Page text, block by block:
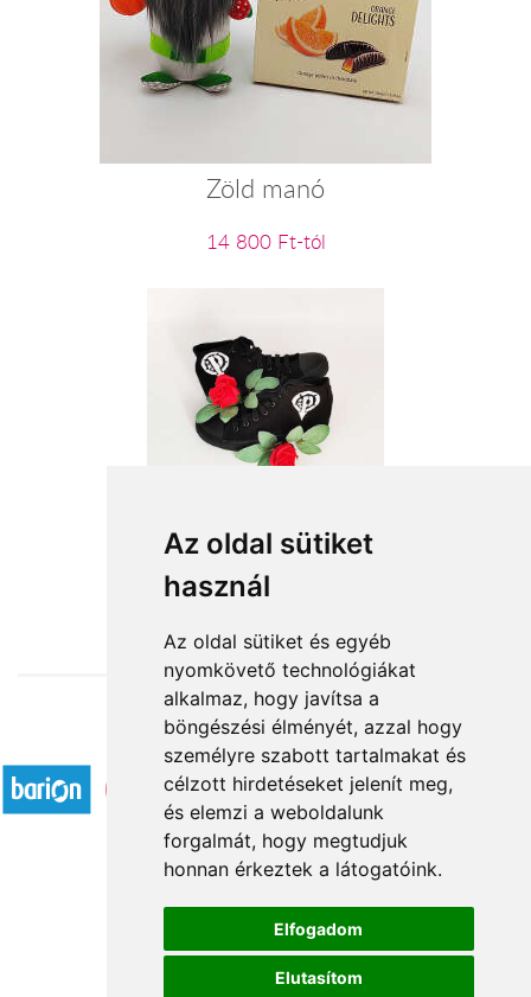
Az oldal sütiket
használ
Az oldal sütiket és egyéb
nyomkövető technológiákat
alkalmaz, hogy javítsa a
böngészési élményét, azzal hogy
személyre szabott tartalmakat és
célzott hirdetéseket jelenít meg,
és elemzi a weboldalunk
forgalmát, hogy megtudjuk
honnan érkeztek a látogatóink.
Elfogadom
Elutasítom
Zöld manó
14 800 Ft-tól
Tankcsuka
15 440 Ft-tól
Elfogadott fizetési módok
Á.SZ.F.
Impresszum
Adatkezelési tájékoztató